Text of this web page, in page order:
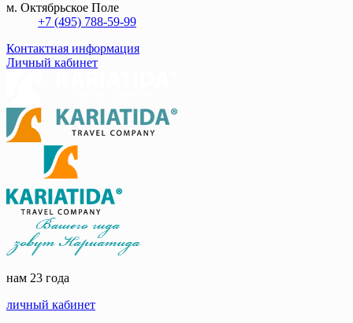
м. Октябрьское Поле
+7 (495) 788-59-99
Контактная информация
Личный кабинет
нам 23 года
личный кабинет